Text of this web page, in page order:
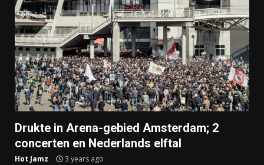
Drukte in Arena-gebied Amsterdam; 2
concerten en Nederlands elftal
Hot Jamz 3 years ago